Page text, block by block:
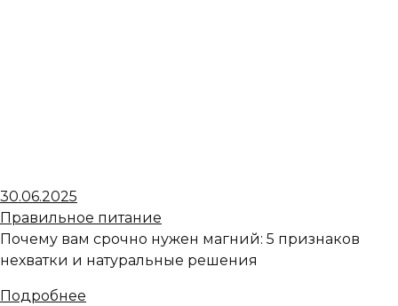
30.06.2025
Правильное питание
Почему вам срочно нужен магний: 5 признаков
нехватки и натуральные решения
Подробнее